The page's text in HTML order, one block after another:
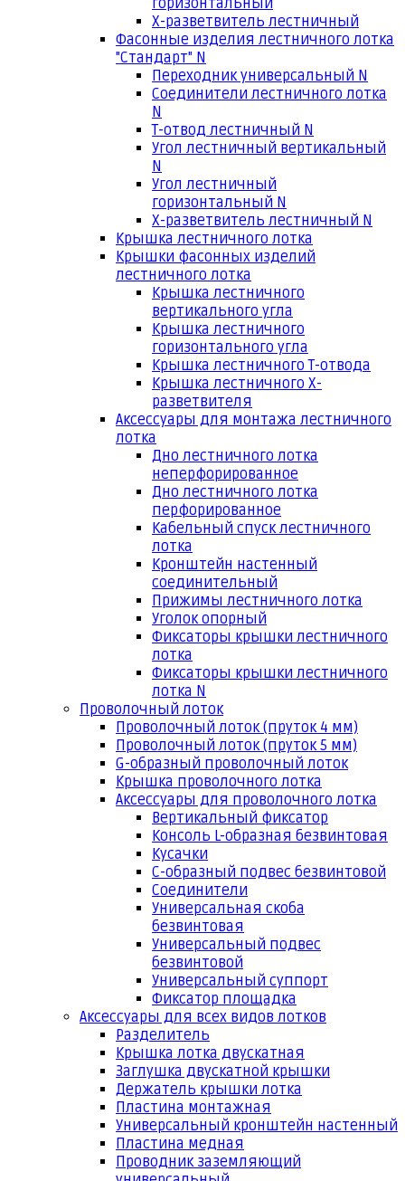
горизонтальный
Х-разветвитель лестничный
Фасонные изделия лестничного лотка
"Стандарт" N
Переходник универсальный N
Соединители лестничного лотка
N
Т-отвод лестничный N
Угол лестничный вертикальный
N
Угол лестничный
горизонтальный N
Х-разветвитель лестничный N
Крышка лестничного лотка
Крышки фасонных изделий
лестничного лотка
Крышка лестничного
вертикального угла
Крышка лестничного
горизонтального угла
Крышка лестничного Т-отвода
Крышка лестничного Х-
разветвителя
Аксессуары для монтажа лестничного
лотка
Дно лестничного лотка
неперфорированное
Дно лестничного лотка
перфорированное
Кабельный спуск лестничного
лотка
Кронштейн настенный
соединительный
Прижимы лестничного лотка
Уголок опорный
Фиксаторы крышки лестничного
лотка
Фиксаторы крышки лестничного
лотка N
Проволочный лоток
Проволочный лоток (пруток 4 мм)
Проволочный лоток (пруток 5 мм)
G-образный проволочный лоток
Крышка проволочного лотка
Аксессуары для проволочного лотка
Вертикальный фиксатор
Консоль L-образная безвинтовая
Кусачки
С-образный подвес безвинтовой
Соединители
Универсальная скоба
безвинтовая
Универсальный подвес
безвинтовой
Универсальный суппорт
Фиксатор площадка
Аксессуары для всех видов лотков
Разделитель
Крышка лотка двускатная
Заглушка двускатной крышки
Держатель крышки лотка
Пластина монтажная
Универсальный кронштейн настенный
Пластина медная
Проводник заземляющий